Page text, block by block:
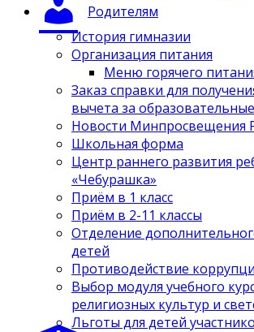
Родителям
История гимназии
Организация питания
Меню горячего
Заказ справки для
вычета за образовательные
Новости Минпросвещения
Школьная форма
Центр раннего развития
«Чебурашка»
Приём в 1 класс
Приём в 2-11 классы
Отделение
детей
Противодействие
Выбор модуля учебного
религиозных культур и
Льготы для детей